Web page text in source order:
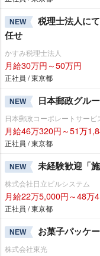
NEW
税理士法人に
任せ
かすみ税理士法人
月給30万円～50万円
正社員 / 東京都
NEW 日本郵政グル
日本郵政コーポレートサービ
月給46万320円～51万
正社員 / 東京都
NEW 未経験歓迎「
株式会社日立ビルシステム
月給22万5,000円～48万
正社員 / 東京都
NEW お菓子パッケ
株式会社東光